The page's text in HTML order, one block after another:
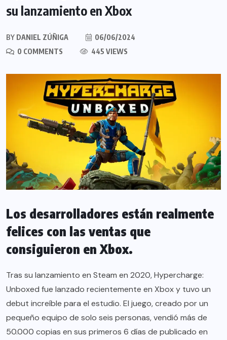
su lanzamiento en Xbox
BY DANIEL ZÚÑIGA
06/06/2024
0 COMMENTS
445 VIEWS
Los desarrolladores están realmente
felices con las ventas que
consiguieron en Xbox.
Tras su lanzamiento en Steam en 2020, Hypercharge:
Unboxed fue lanzado recientemente en Xbox y tuvo un
debut increíble para el estudio. El juego, creado por un
pequeño equipo de solo seis personas, vendió más de
50.000 copias en sus primeros 6 días de publicado en